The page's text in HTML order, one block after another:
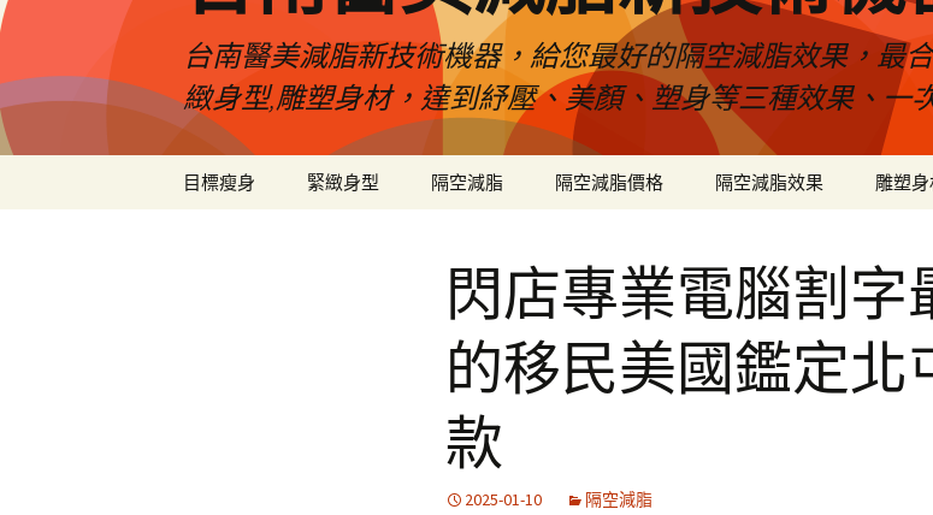
台南醫美減脂新技術機器，給您最好的隔空減脂效果，最
緻身型,雕塑身材，達到紓壓、美顏、塑身等三種效果、一
目標瘦身 緊緻身型 隔空減脂 隔空減脂價格 隔空減脂效果 雕塑
閃店專業電腦割字
的移民美國鑑定北
款
2025-01-10 隔空減脂